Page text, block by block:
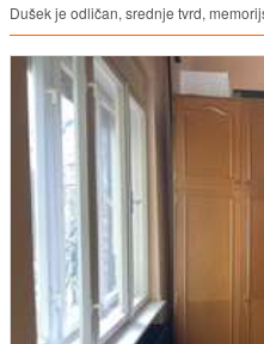
Dušek je odličan, srednje tvrd,